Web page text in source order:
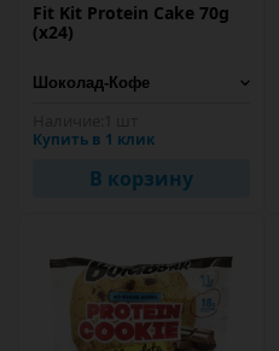
Fit Kit Protein Cake 70g
(x24)
Купить в 1 клик
В корзину